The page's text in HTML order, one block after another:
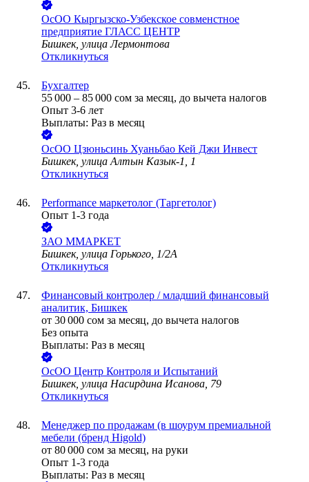
ОсОО Кыргызско-Узбекское совменстное
предприятие ГЛАСС ЦЕНТР
Бишкек, улица Лермонтова
Откликнуться
Бухгалтер
55 000 – 85 000 сом за месяц, до вычета налогов
Опыт 3-6 лет
Выплаты: Раз в месяц
ОсОО Цзюньсинь Хуаньбао Кей Джи Инвест
Бишкек, улица Алтын Казык-1, 1
Откликнуться
Performance маркетолог (Таргетолог)
Опыт 1-3 года
ЗАО ММАРКЕТ
Бишкек, улица Горького, 1/2А
Откликнуться
Финансовый контролер / младший финансовый
аналитик, Бишкек
от 30 000 сом за месяц, до вычета налогов
Без опыта
Выплаты: Раз в месяц
ОсОО Центр Контроля и Испытаний
Бишкек, улица Насирдина Исанова, 79
Откликнуться
Менеджер по продажам (в шоурум премиальной
мебели (бренд Higold)
от 80 000 сом за месяц, на руки
Опыт 1-3 года
Выплаты: Раз в месяц